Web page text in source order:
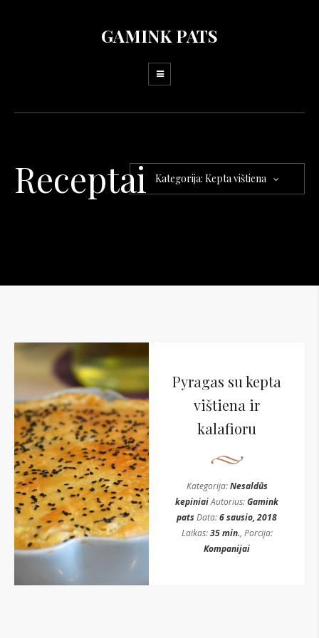
GAMINK PATS
Receptai Kategorija: Kepta vištiena
Pyragas su kepta
vištiena ir
kalafioru
Kategorija:Nesaldūs
kepiniaiAutorius:Gamink
patsData:6 sausio, 2018
Laikas:35 min., Porcija:
Kompanijai